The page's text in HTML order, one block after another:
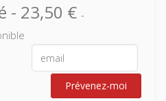
- 23,50 € -
Prévenez-moi